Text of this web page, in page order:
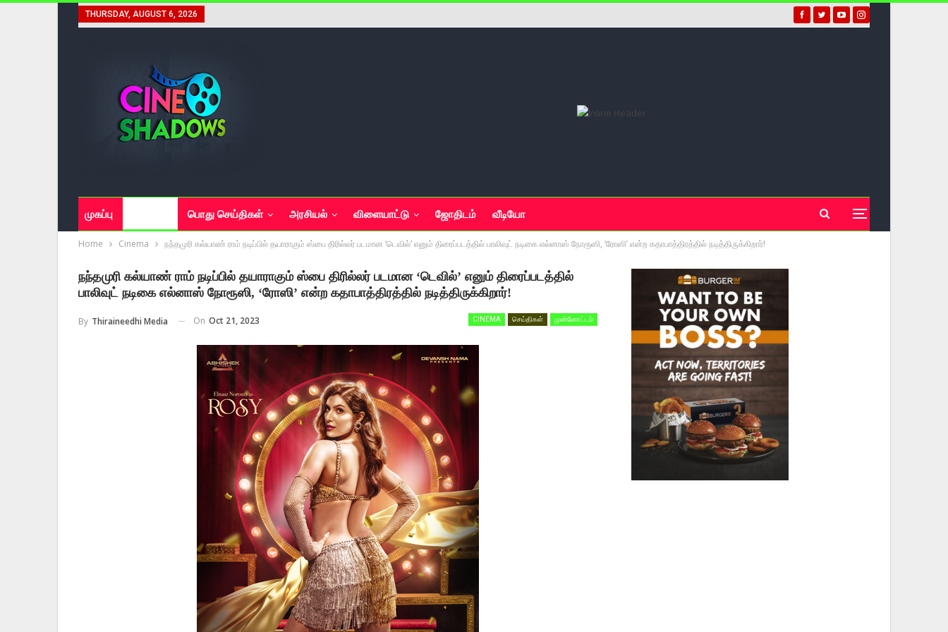
THURSDAY, AUGUST 6, 2026
முகப்பு பொது செய்திகள் அரசியல் விளையாட்டு ஜோதிடம் வீடியோ
Home Cinema நந்தமுரி கல்யாண் ராம் நடிப்பில் தயாராகும் ஸ்பை திரில்லர் படமான ‘டெவில்’ எனும் திரைப்படத்தில் பாலிவுட் நடிகை எல்னாஸ் நோரூஸி, ‘ரோஸி’ என்ற கதாபாத்திரத்தில் நடித்திருக்கிறார்!
நந்தமுரி கல்யாண் ராம் நடிப்பில் தயாராகும் ஸ்பை திரில்லர் படமான ‘டெவில்’ எனும் திரைப்படத்தில்
பாலிவுட் நடிகை எல்னாஸ் நோரூஸி, ‘ரோஸி’ என்ற கதாபாத்திரத்தில் நடித்திருக்கிறார்!
CINEMA செய்திகள் முன்னோட்டம்
By Thiraineedhi Media On Oct 21, 2023